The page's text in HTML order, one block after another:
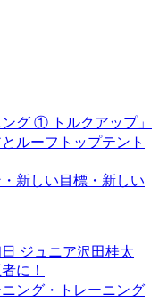
グ ① トルクアップ」
ルーフトップテント
新しい目標・新しい
ジュニア沢田桂太
に！
ング・トレーニング